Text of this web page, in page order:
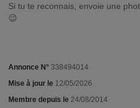
Si tu te reconnais, envoie une
😉
Annonce N° 338494014
Mise à jour le 12/05/2026
Membre depuis le 24/08/2014